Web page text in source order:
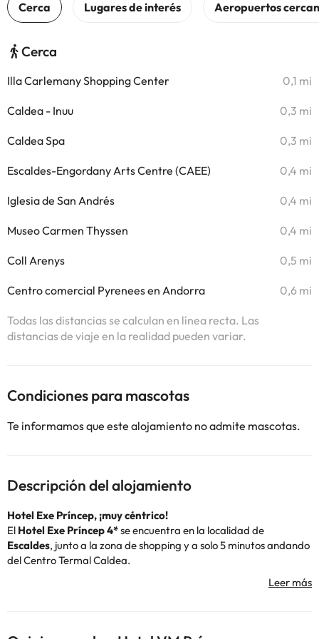
Cerca
Illa Carlemany Shopping Center 0,1 mi
Caldea - Inuu 0,3 mi
Caldea Spa 0,3 mi
Escaldes-Engordany Arts Centre (CAEE) 0,4 mi
Iglesia de San Andrés 0,4 mi
Museo Carmen Thyssen 0,4 mi
Coll Arenys 0,5 mi
Centro comercial Pyrenees en Andorra 0,6 mi
Todas las distancias se calculan en línea recta. Las
distancias de viaje en la realidad pueden variar.
Condiciones para mascotas
Te informamos que este alojamiento no admite mascotas.
Descripción del alojamiento
Hotel Exe Príncep, ¡muy céntrico!
El Hotel Exe Príncep 4*se encuentra en la localidad de
Escaldes, junto a la zona de shopping y a solo 5 minutos andando
del Centro Termal Caldea.
de decoración moderna, es perfecto para una
energía.